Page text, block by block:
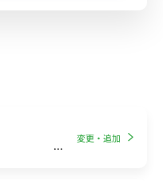
変更・追加